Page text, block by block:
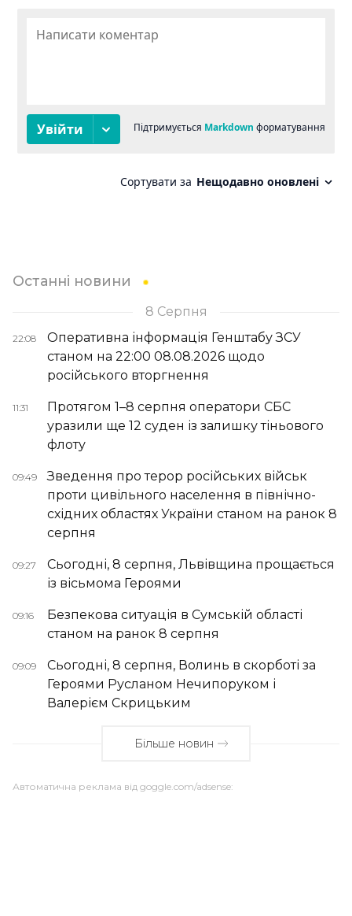
Останні новини
8 Серпня
22:08
Оперативна інформація Генштабу ЗСУ
станом на 22:00 08.08.2026 щодо
російського вторгнення
11:31
Протягом 1–8 серпня оператори СБС
уразили ще 12 суден із залишку тіньового
флоту
09:49
Зведення про терор російських військ
проти цивільного населення в північно-
східних областях України станом на ранок 8
серпня
09:27
Сьогодні, 8 серпня, Львівщина прощається
із вісьмома Героями
09:16
Безпекова ситуація в Сумській області
станом на ранок 8 серпня
09:09
Сьогодні, 8 серпня, Волинь в скорботі за
Героями Русланом Нечипоруком і
Валерієм Скрицьким
Більше новин
Автоматична реклама від goggle.com/adsense: